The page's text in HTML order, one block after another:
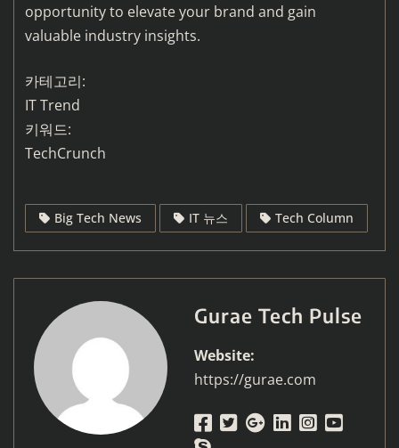
opportunity to elevate your brand and gain
valuable industry insights.
카테고리:
IT Trend
키워드:
TechCrunch
Big Tech News IT 뉴스 Tech Column
Gurae Tech Pulse
Website:
https://gurae.com